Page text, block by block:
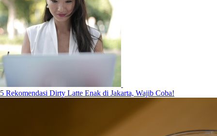
5 Rekomendasi Dirty Latte Enak di Jakarta, Wajib Coba!